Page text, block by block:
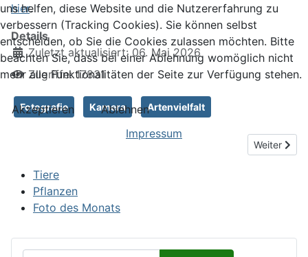
hier.
Details
Zuletzt aktualisiert: 06. Mai 2026
Zugriffe: 17831
Fotografie Kamera Artenvielfalt
Nächster
Weiter
Tiere
Pflanzen
Foto des Monats
uns helfen, diese Website und die Nutzererfahrung zu
verbessern (Tracking Cookies). Sie können selbst
entscheiden, ob Sie die Cookies zulassen möchten. Bitte
beachten Sie, dass bei einer Ablehnung womöglich nicht
mehr alle Funktionalitäten der Seite zur Verfügung stehen.
Akzeptieren
Ablehnen
Impressum